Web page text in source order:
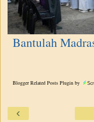
Bantulah
Blogger Related Posts Plugin by
‹